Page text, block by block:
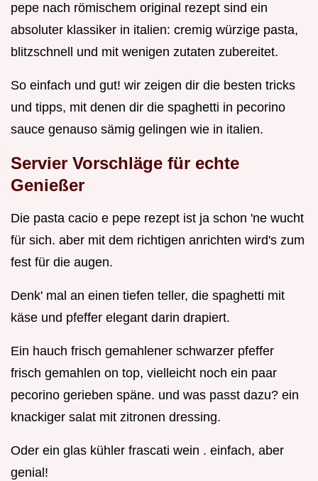
pepe nach römischem original rezept sind ein
absoluter klassiker in italien: cremig würzige pasta,
blitzschnell und mit wenigen zutaten zubereitet.
So einfach und gut! wir zeigen dir die besten tricks
und tipps, mit denen dir die spaghetti in pecorino
sauce genauso sämig gelingen wie in italien.
Servier Vorschläge für echte
Genießer
Die pasta cacio e pepe rezept ist ja schon 'ne wucht
für sich. aber mit dem richtigen anrichten wird's zum
fest für die augen.
Denk' mal an einen tiefen teller, die spaghetti mit
käse und pfeffer elegant darin drapiert.
Ein hauch frisch gemahlener schwarzer pfeffer
frisch gemahlen on top, vielleicht noch ein paar
pecorino gerieben späne. und was passt dazu? ein
knackiger salat mit zitronen dressing.
Oder ein glas kühler frascati wein . einfach, aber
genial!